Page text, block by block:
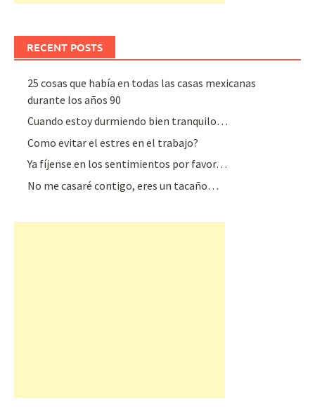
RECENT POSTS
25 cosas que había en todas las casas mexicanas
durante los años 90
Cuando estoy durmiendo bien tranquilo…
Como evitar el estres en el trabajo?
Ya fíjense en los sentimientos por favor…
No me casaré contigo, eres un tacaño…